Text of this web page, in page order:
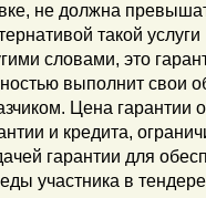
не должна
такой
словами, это
выполнит свои
Цена гарантии
и кредита,
гарантии для
участника в